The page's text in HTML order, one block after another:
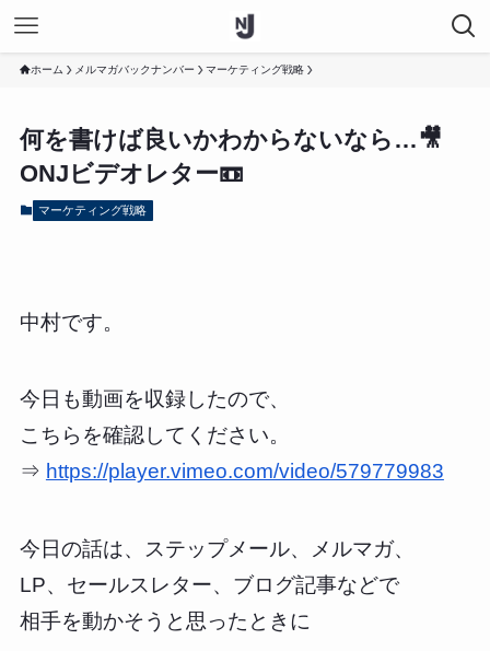
ホーム メルマガバックナンバー マーケティング戦略
何を書けば良いかわからないなら…🎥
ONJビデオレター📼
マーケティング戦略
中村です。
今日も動画を収録したので、
こちらを確認してください。
⇒ https://player.vimeo.com/video/579779983
今日の話は、ステップメール、メルマガ、
LP、セールスレター、ブログ記事などで
相手を動かそうと思ったときに